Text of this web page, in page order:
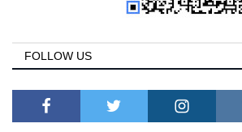
FOLLOW US